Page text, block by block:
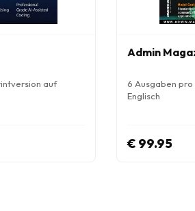
auf
Admin
6 Ausgaben pro
Englisch
€ 99.95